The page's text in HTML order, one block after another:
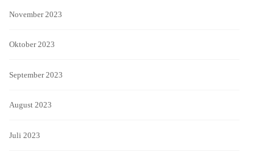
November 2023
Oktober 2023
September 2023
August 2023
Juli 2023